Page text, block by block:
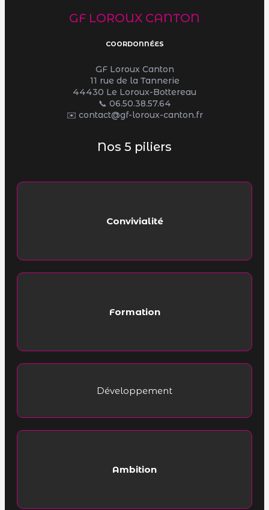
GF LOROUX CANTON
COORDONNÉES
GF Loroux Canton
11 rue de la Tannerie
44430 Le Loroux-Bottereau
📞 06.50.38.57.64
✉️ contact@gf-loroux-canton.fr
Nos 5 piliers
Convivialité
Formation
Développement
Ambition